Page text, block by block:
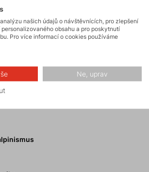
expedice
našich údajů o návštěvnících, pro zlepšení
obsahu a pro poskytnutí
Pro více informací o cookies používáme
Ne, uprav